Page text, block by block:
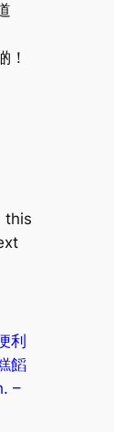
！
this
利
饀
–